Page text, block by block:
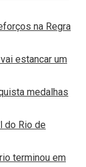
na Regra
estancar um
medalhas
do Rio de
terminou em